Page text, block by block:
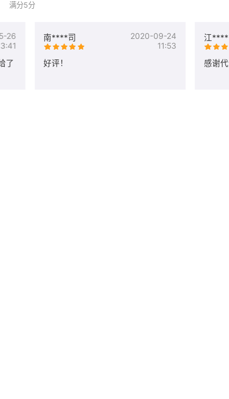
满分5分
南****司
2020-09-24
11:53
好评！
江
感谢
26
了